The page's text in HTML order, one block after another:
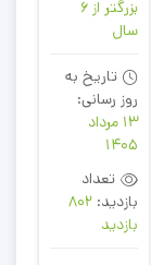
بزرگتر از 6
سال
تاریخ به
روز رسانی:
13 مرداد
1405
تعداد
بازدید: 802
بازدید